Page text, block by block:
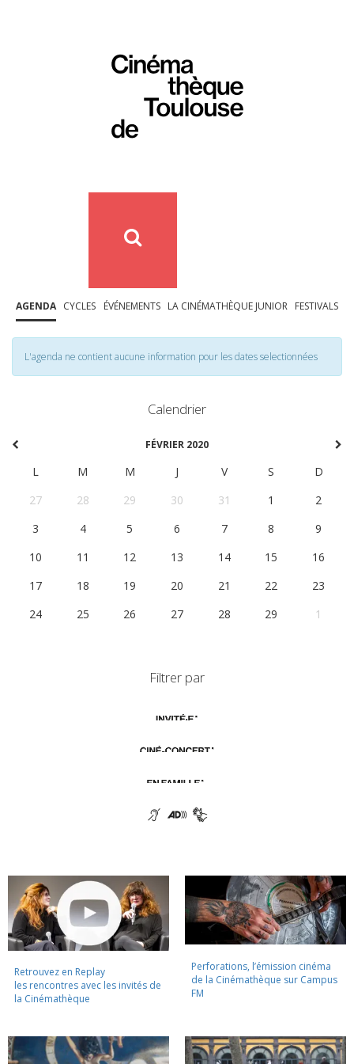
AGENDA CYCLES ÉVÉNEMENTS LA CINÉMATHÈQUE JUNIOR FESTIVALS
L'agenda ne contient aucune information pour les dates selectionnées
Calendrier
FÉVRIER 2020
L M M J V S
D
27
28 29 30 31 1
2
3
4 5 6 7 8
9
10
11 12 13 14 15
16
17
18 19 20 21 22
23
24
25 26 27 28 29 1
Filtrer par
Retrouvez en Replay
les rencontres avec les invités de
la Cinémathèque
Perforations, l’émission cinéma
de la Cinémathèque sur Campus
FM